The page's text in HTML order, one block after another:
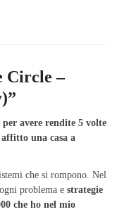
Circle –
per avere rendite 5 volte
una casa a
che si rompono. Nel
problema e strategie
che ho nel mio